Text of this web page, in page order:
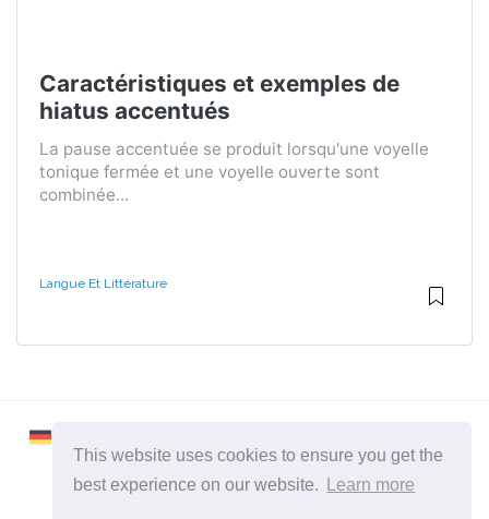
This website uses cookies to ensure you get the
best experience on our website.
Learn more
Caractéristiques et exemples de
hiatus accentués
La pause accentuée se produit lorsqu'une voyelle
tonique fermée et une voyelle ouverte sont
combinée...
Langue Et Littérature